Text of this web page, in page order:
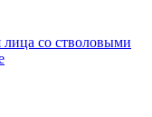
со стволовыми